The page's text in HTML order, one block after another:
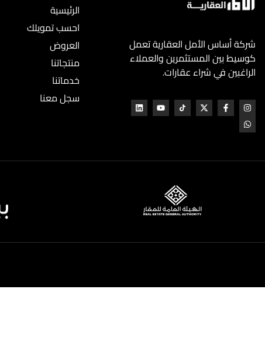
شركة أساس الأمل العقارية تعمل
كوسيط بين المستثمرين والعملاء
الراغبين في شراء عقارات.
الرئيسية
احسب تمويلك
العروض
منتجاتنا
خدماتنا
سجل معنا